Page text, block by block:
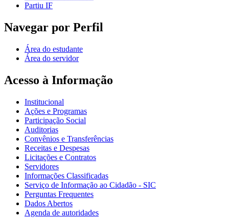
Partiu IF
Navegar por Perfil
Área do estudante
Área do servidor
Acesso à Informação
Institucional
Ações e Programas
Participação Social
Auditorias
Convênios e Transferências
Receitas e Despesas
Licitações e Contratos
Servidores
Informações Classificadas
Serviço de Informação ao Cidadão - SIC
Perguntas Frequentes
Dados Abertos
Agenda de autoridades